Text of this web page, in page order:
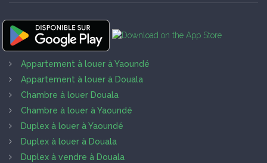
Appartement à louer à Yaoundé
Appartement à louer à Douala
Chambre à louer Douala
Chambre à louer à Yaoundé
Duplex à louer à Yaoundé
Duplex à louer à Douala
Duplex à vendre à Douala